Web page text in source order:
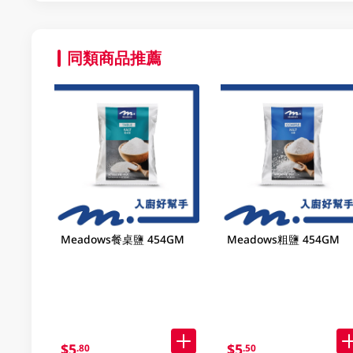
同類商品推薦
Meadows餐桌鹽 454GM
.80
Meadows粗鹽 454GM
.50